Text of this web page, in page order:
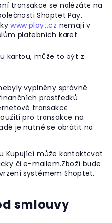
transakce se nalézáte na
Shoptet Pay.
www.playt.cz nemají v
platebních karet.
kartou, může to být z
vyplněny správně
prostředků
transakce
pro transakce na
je nutné se obrátit na
Kupující může kontaktovat
či e-mailem.Zboží bude
systémem Shoptet.
smlouvy